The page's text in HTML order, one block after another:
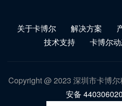
关于卡博尔 解决方案
技术支持
卡博尔
Copyright @ 2023 深圳市卡博
安备